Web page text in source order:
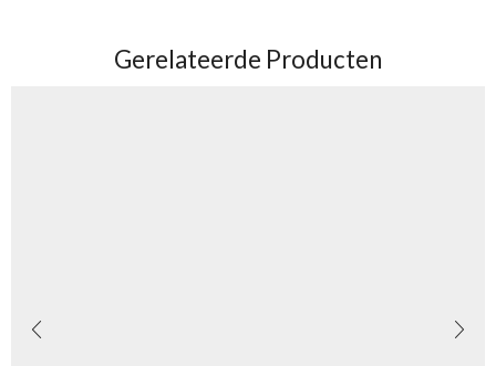
Gerelateerde Producten